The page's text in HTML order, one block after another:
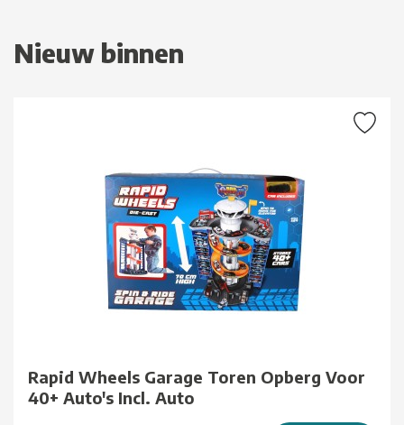
Nieuw binnen
Rapid Wheels Garage Toren Opberg Voor
40+ Auto's Incl. Auto